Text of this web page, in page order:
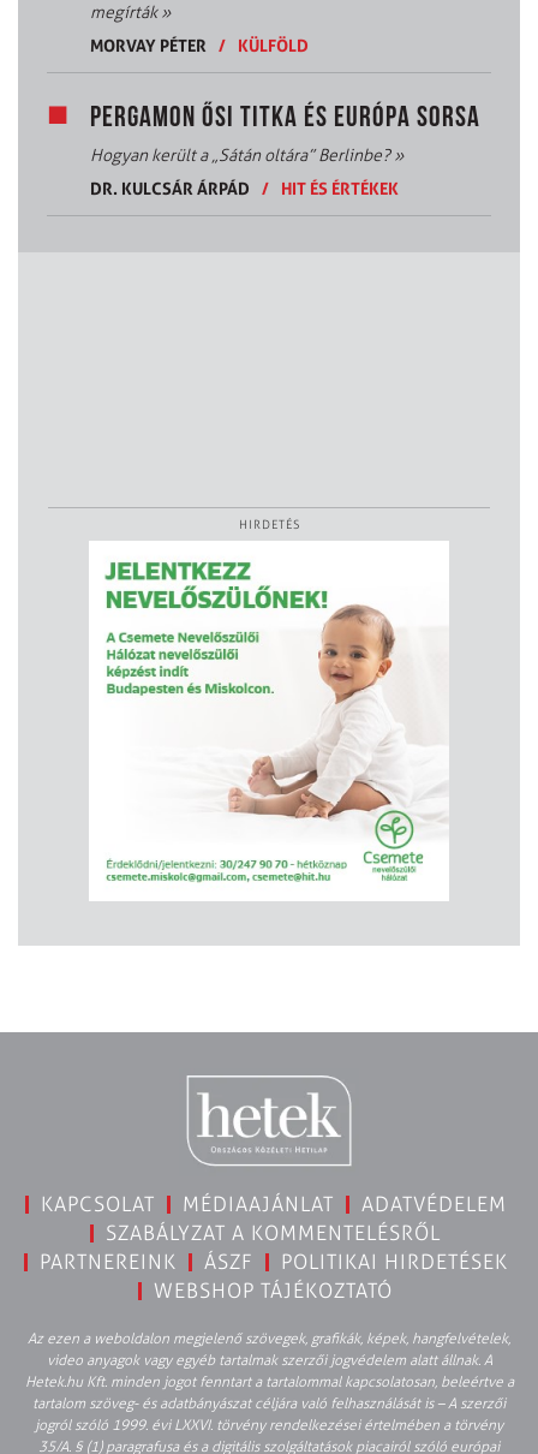
megírták»
MORVAY PÉTER
/ KÜLFÖLD
PERGAMON ŐSI TITKA ÉS EURÓPA SORSA
Hogyan került a „Sátán oltára” Berlinbe?»
DR. KULCSÁR ÁRPÁD
/ HIT ÉS ÉRTÉKEK
HIRDETÉS
KAPCSOLAT MÉDIAAJÁNLAT
ADATVÉDELEM
SZABÁLYZAT A KOMMENTELÉSRŐL
PARTNEREINK
ÁSZF
POLITIKAI HIRDETÉSEK
WEBSHOP TÁJÉKOZTATÓ
Az ezen a weboldalon megjelenő szövegek, grafikák, képek, hangfelvételek,
video anyagok vagy egyéb tartalmak szerzői jogvédelem alatt állnak. A
Hetek.hu Kft. minden jogot fenntart a tartalommal kapcsolatosan, beleértve a
tartalom szöveg- és adatbányászat céljára való felhasználását is – A szerzői
jogról szóló 1999. évi LXXVI. törvény rendelkezései értelmében a törvény
35/A. § (1) paragrafusa és a digitális szolgáltatások piacairól szóló európai